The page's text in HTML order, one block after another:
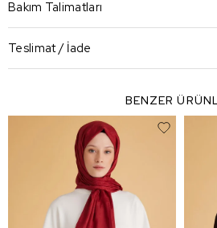
Bakım Talimatları
Teslimat / İade
BENZER